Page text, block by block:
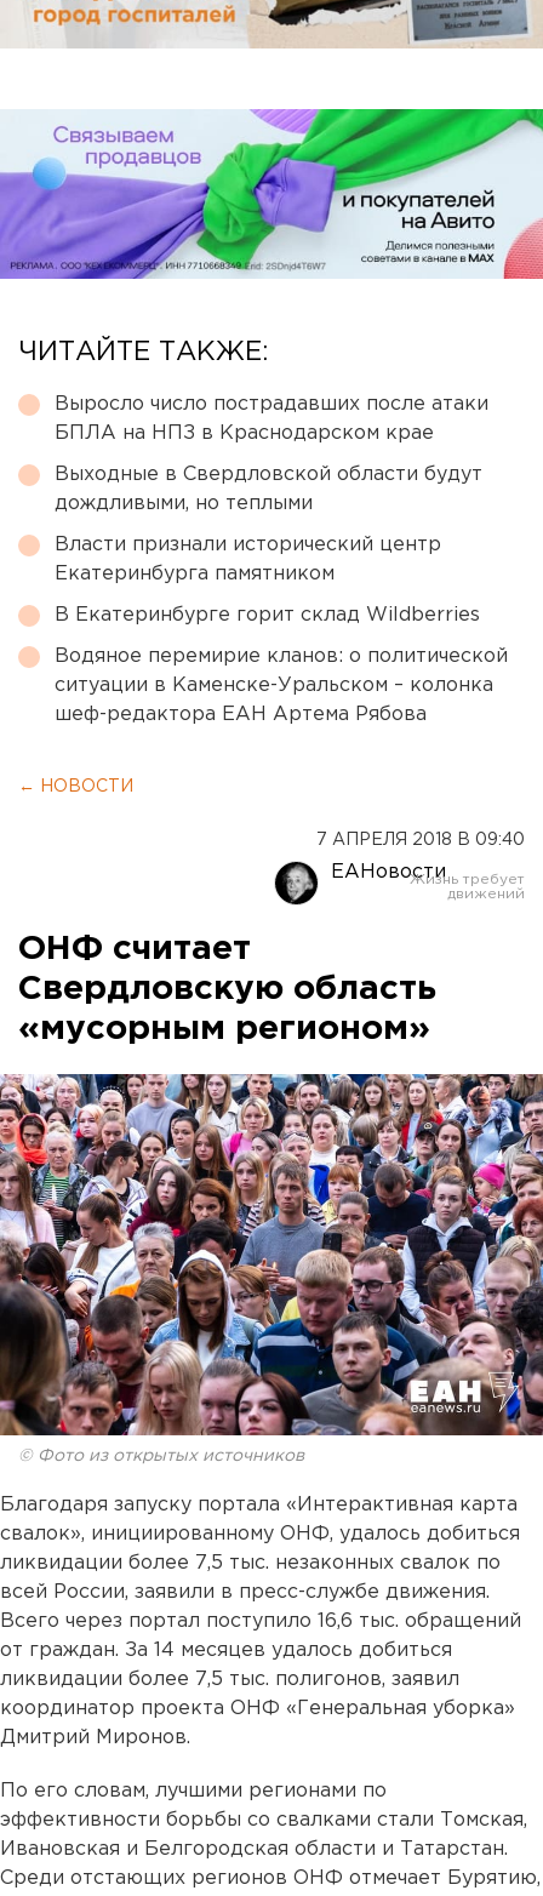
ЧИТАЙТЕ ТАКЖЕ:
Выросло число пострадавших после атаки
БПЛА на НПЗ в Краснодарском крае
Выходные в Свердловской области будут
дождливыми, но теплыми
Власти признали исторический центр
Екатеринбурга памятником
В Екатеринбурге горит склад Wildberries
Водяное перемирие кланов: о политической
ситуации в Каменске-Уральском – колонка
шеф-редактора ЕАН Артема Рябова
← НОВОСТИ
7 АПРЕЛЯ 2018 В 09:40
ЕАНовости
ОНФ считает
Свердловскую область
«мусорным регионом»
© Фото из открытых источников
Благодаря запуску портала «Интерактивная карта
свалок», инициированному ОНФ, удалось добиться
ликвидации более 7,5 тыс. незаконных свалок по
всей России, заявили в пресс-службе движения.
Всего через портал поступило 16,6 тыс. обращений
от граждан. За 14 месяцев удалось добиться
ликвидации более 7,5 тыс. полигонов, заявил
координатор проекта ОНФ «Генеральная уборка»
Дмитрий Миронов.
По его словам, лучшими регионами по
эффективности борьбы со свалками стали Томская,
Ивановская и Белгородская области и Татарстан.
Среди отстающих регионов ОНФ отмечает Бурятию,